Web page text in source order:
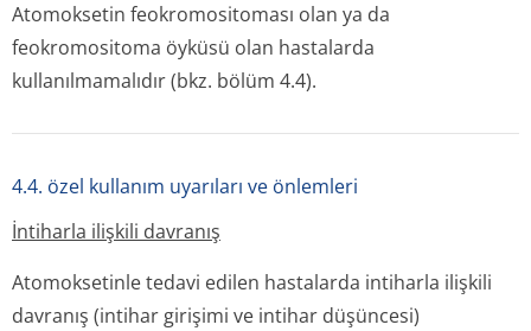
Atomoksetin feokromositoması olan ya da
feokromositoma öyküsü olan hastalarda
kullanılmamalıdır (bkz. bölüm 4.4).
4.4. özel kullanım uyarıları ve önlemleri
İntiharla ilişkili davranış
Atomoksetinle tedavi edilen hastalarda intiharla ilişkili
davranış (intihar girişimi ve intihar düşüncesi)